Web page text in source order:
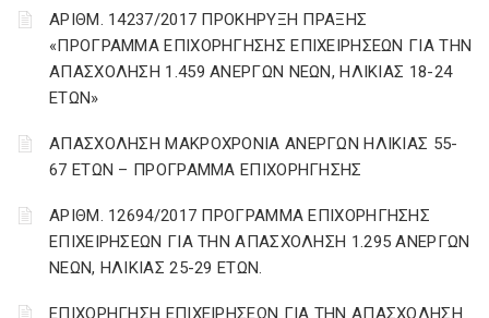
ΑΡΙΘΜ. 14237/2017 ΠΡΟΚΗΡΥΞΗ ΠΡΑΞΗΣ
«ΠΡΟΓΡΑΜΜΑ ΕΠΙΧΟΡΗΓΗΣΗΣ ΕΠΙΧΕΙΡΗΣΕΩΝ ΓΙΑ ΤΗΝ
ΑΠΑΣΧΟΛΗΣΗ 1.459 ΑΝΕΡΓΩΝ ΝΕΩΝ, ΗΛΙΚΙΑΣ 18-24
ΕΤΩΝ»
ΑΠΑΣΧΟΛΗΣΗ ΜΑΚΡΟΧΡΟΝΙΑ ΑΝΕΡΓΩΝ ΗΛΙΚΙΑΣ 55-
67 ΕΤΩΝ – ΠΡΟΓΡΑΜΜΑ ΕΠΙΧΟΡΗΓΗΣΗΣ
ΑΡΙΘΜ. 12694/2017 ΠΡΟΓΡΑΜΜΑ ΕΠΙΧΟΡΗΓΗΣΗΣ
ΕΠΙΧΕΙΡΗΣΕΩΝ ΓΙΑ ΤΗΝ ΑΠΑΣΧΟΛΗΣΗ 1.295 ΑΝΕΡΓΩΝ
ΝΕΩΝ, ΗΛΙΚΙΑΣ 25-29 ΕΤΩΝ.
ΕΠΙΧΟΡΗΓΗΣΗ ΕΠΙΧΕΙΡΗΣΕΩΝ ΓΙΑ ΤΗΝ ΑΠΑΣΧΟΛΗΣΗ